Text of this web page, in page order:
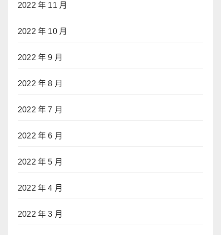
2022 年 11 月
2022 年 10 月
2022 年 9 月
2022 年 8 月
2022 年 7 月
2022 年 6 月
2022 年 5 月
2022 年 4 月
2022 年 3 月